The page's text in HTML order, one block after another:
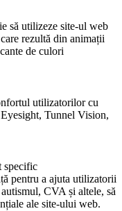
să utilizeze site-ul web
rezultă din animații
de culori
utilizatorilor cu
Tunnel Vision,
specific
pentru a ajuta utilizatorii
CVA și altele, să
ale site-ului web.